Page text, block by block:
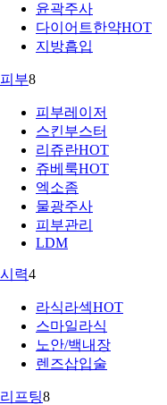
윤곽주사
다이어트한약HOT
지방흡입
피부8
피부레이저
스킨부스터
리쥬란HOT
쥬베룩HOT
엑소좀
물광주사
피부관리
LDM
시력4
라식라섹HOT
스마일라식
노안/백내장
렌즈삽입술
리프팅8